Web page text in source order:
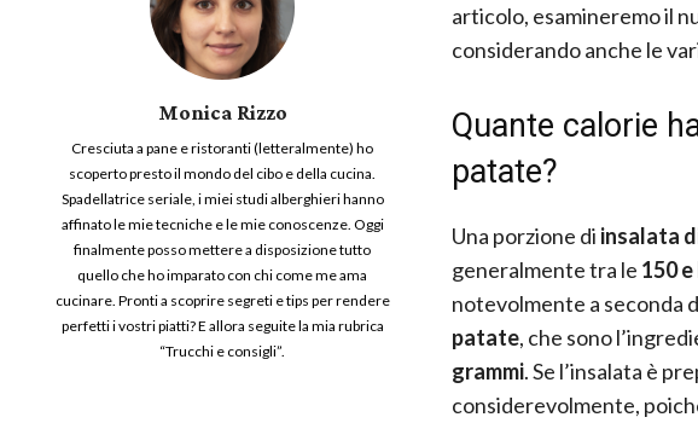
Monica Rizzo
Cresciuta a pane e ristoranti (letteralmente) ho
scoperto presto il mondo del cibo e della cucina.
Spadellatrice seriale, i miei studi alberghieri hanno
affinato le mie tecniche e le mie conoscenze. Oggi
finalmente posso mettere a disposizione tutto
quello che ho imparato con chi come me ama
cucinare. Pronti a scoprire segreti e tips per rendere
perfetti i vostri piatti? E allora seguite la mia rubrica
“Trucchi e consigli”.
articolo, esamineremo il
considerando anche le
Quante calorie
patate?
Una porzione di insalata
generalmente tra le 150
notevolmente a seconda
patate, che sono
grammi. Se l’insalata è
considerevolmente,